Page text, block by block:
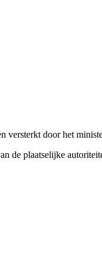
versterkt door het
de plaatselijke